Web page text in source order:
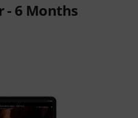
- 6 Months
5 d'après 3 évaluations clients